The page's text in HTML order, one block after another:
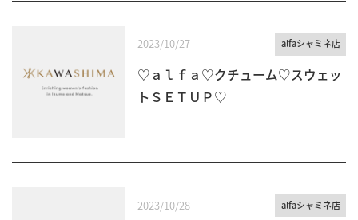
2023/10/27 alfaシャミネ店
♡ａｌｆａ♡クチューム♡スウェッ
トＳＥＴＵＰ♡
2023/10/28 alfaシャミネ店